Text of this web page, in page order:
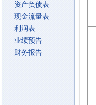
资产负债表
现金流量表
利润表
业绩预告
财务报告